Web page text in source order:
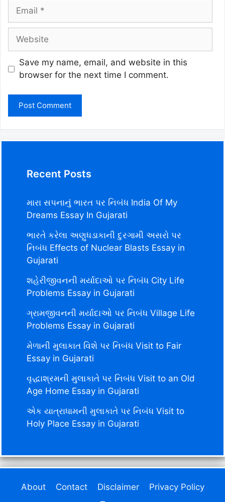
Email
Website
Save my name, email, and website in this
browser for the next time I comment.
Recent Posts
મારા સપનાનું ભારત પર નિબંધ India Of My
Dreams Essay In Gujarati
ભારતે કરેલા અણુધડાકાની દુરગામી અસરો પર
નિબંધ Effects of Nuclear Blasts Essay in
Gujarati
શહેરીજીવનની મર્યાદાઓ પર નિબંધ City Life
Problems Essay in Gujarati
ગ્રામજીવનની મર્યાદાઓ પર નિબંધ Village Life
Problems Essay in Gujarati
મેળાની મુલાકાત વિશે પર નિબંધ Visit to Fair
Essay in Gujarati
વૃદ્ધાશ્રમની મુલાકાતે પર નિબંધ Visit to an Old
Age Home Essay in Gujarati
એક યાત્રાધામની મુલાકાતે પર નિબંધ Visit to
Holy Place Essay in Gujarati
About Contact Disclaimer
Privacy Policy